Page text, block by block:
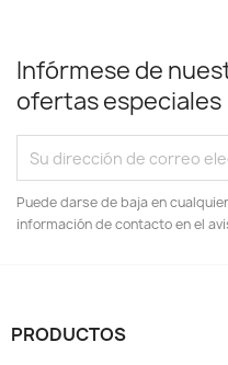
Infórmese de
ofertas especiales
Puede darse de baja en
información de contacto en el
PRODUCTOS